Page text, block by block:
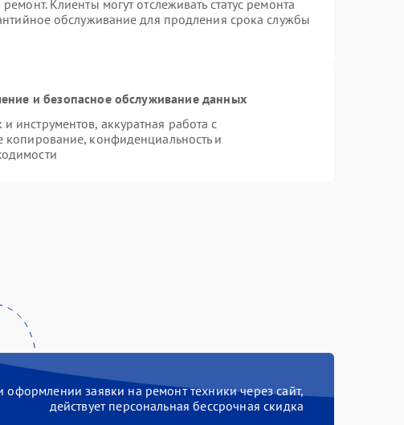
Клиенты могут отслеживать статус ремонта
обслуживание для продления срока службы
и безопасное обслуживание данных
аккуратная работа с
конфиденциальность и
оформлении заявки на ремонт техники через сайт,
действует персональная бессрочная скидка